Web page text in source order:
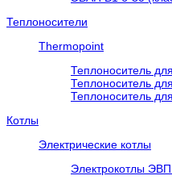
Теплоносители
Thermopoint
Теплоноситель
Теплоноситель
Теплоноситель
Котлы
Электрические котлы
Электрокотлы